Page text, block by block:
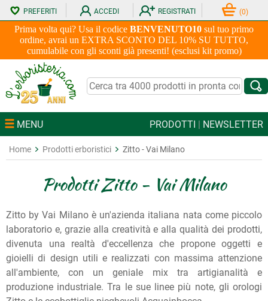
Prima volta qui? Usa il codice BENVENUTO10 sul tuo primo
ordine, avrai un EXTRA SCONTO DEL 10% SU TUTTO,
cumulabile con gli sconti già presenti! (esclusi kit promo)
PREFERITI ACCEDI REGISTRATI (0)
MENU PRODOTTI | NEWSLETTER
Home Prodotti erboristici Zitto - Vai Milano
Prodotti Zitto - Vai Milano
Zitto by Vai Milano è un'azienda italiana nata come piccolo
laboratorio e, grazie alla creatività e alla qualità dei prodotti,
divenuta una realtà d'eccellenza che propone oggetti e
gioielli di design utili e realizzati con massima attenzione
all'ambiente, con un geniale mix tra artigianalità e
produzione industriale. Tra le sue linee più note, gli orologi